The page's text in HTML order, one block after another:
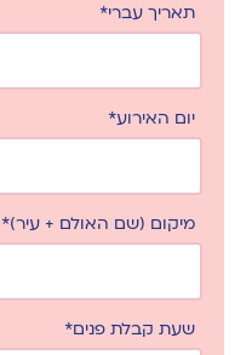
תאריך עברי*
יום האירוע*
מיקום (שם האולם + עיר)*
שעת קבלת פנים*